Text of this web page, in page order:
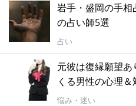
岩手・盛岡の手
の占い師5選
占い
元彼は復縁願望
くる男性の心理＆
悩み・迷い